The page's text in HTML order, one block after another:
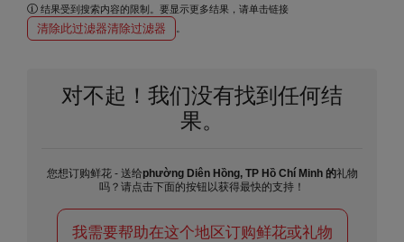
结果受到搜索内容的限制。要显示更多结果，请单击链接
清除此过滤器清除过滤器
对不起！我们没有找到任何结
果。
您想订购鲜花 - 送给phường Diên Hồng, TP Hồ Chí Minh 的礼物
吗？请点击下面的按钮以获得最快的支持！
我需要帮助在这个地区订购鲜花或礼物